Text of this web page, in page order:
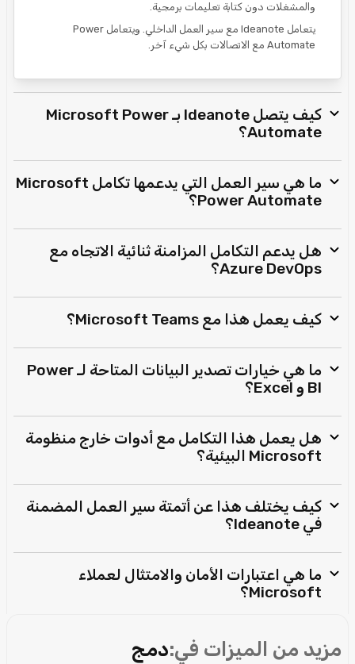
والمشغلات دون كتابة تعليمات برمجية.
يتعامل Ideanote مع سير العمل الداخلي. ويتعامل Power
Automate مع الاتصالات بكل شيء آخر.
كيف يتصل Ideanote بـ Microsoft Power
Automate؟
ما هي سير العمل التي يدعمها تكامل Microsoft
Power Automate؟
هل يدعم التكامل المزامنة ثنائية الاتجاه مع
Azure DevOps؟
كيف يعمل هذا مع Microsoft Teams؟
ما هي خيارات تصدير البيانات المتاحة لـ Power
BI و Excel؟
هل يعمل هذا التكامل مع أدوات خارج منظومة
Microsoft البيئية؟
كيف يختلف هذا عن أتمتة سير العمل المضمنة
في Ideanote؟
ما هي اعتبارات الأمان والامتثال لعملاء
Microsoft؟
مزيد من الميزات في:دمج